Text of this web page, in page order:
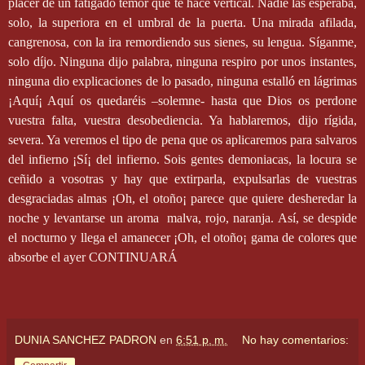
placer de un fatigado temor que te hace vertical. Nadie las esperaba,
solo, la superiora en el umbral de la puerta. Una mirada afilada,
cangrenosa, con la ira remordiendo sus sienes, su lengua. Síganme,
solo díjo. Ninguna dijo palabra, ninguna respiro por unos instantes,
ninguna dio explicaciones de lo pasado, ninguna estalló en lágrimas
¡Aquí¡ Aquí os quedaréis –solemne- hasta que Dios os perdone
vuestra falta, vuestra desobediencia. Ya hablaremos, dijo rígida,
severa. Ya veremos el tipo de pena que os aplicaremos para salvaros
del infierno ¡Sí¡ del infierno. Sois gentes demoniacas, la locura se
ceñido a vosotras y hay que extirparla, expulsarlas de vuestras
desgraciadas almas ¡Oh, el otoño¡ parece que quiere desheredar la
noche y levantarse un aroma
malva, rojo, naranja. Así, se despide
el nocturno y llega el amanecer ¡Oh, el otoño¡ gama de colores que
absorbe el ayer CONTINUARÁ
DUNIA SANCHEZ PADRON en 6:51 p. m. No hay comentarios: